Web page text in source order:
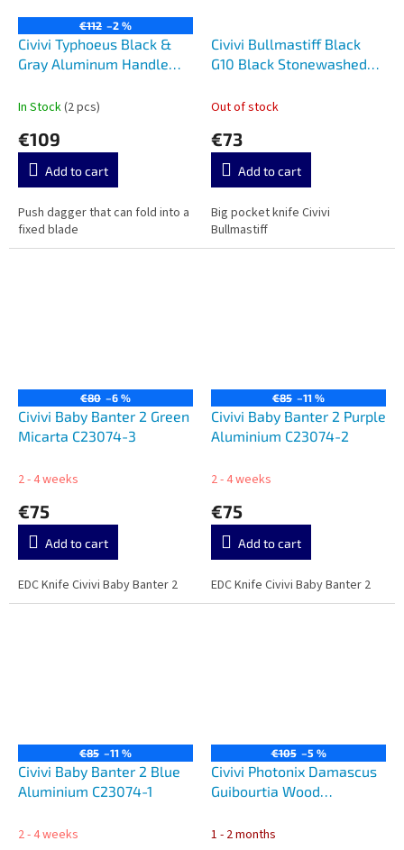
€112 –2 %
Civivi Typhoeus Black &
Gray Aluminum Handle
In Stock(2 pcs)
€109
Add to cart
Push dagger that can fold into a
fixed blade
Civivi Bullmastiff Black
G10 Black Stonewashed
Out of stock
€73
Add to cart
Big pocket knife Civivi
Bullmastiff
€80 –6 %
Civivi Baby Banter 2 Green
Micarta C23074-3
2 - 4 weeks
€75
Add to cart
EDC Knife Civivi Baby Banter 2
€85 –11 %
Civivi Baby Banter 2 Purple
Aluminium C23074-2
2 - 4 weeks
€75
Add to cart
EDC Knife Civivi Baby Banter 2
€85 –11 %
Civivi Baby Banter 2 Blue
Aluminium C23074-1
2 - 4 weeks
€105 –5 %
Civivi Photonix Damascus
Guibourtia Wood
1 - 2 months